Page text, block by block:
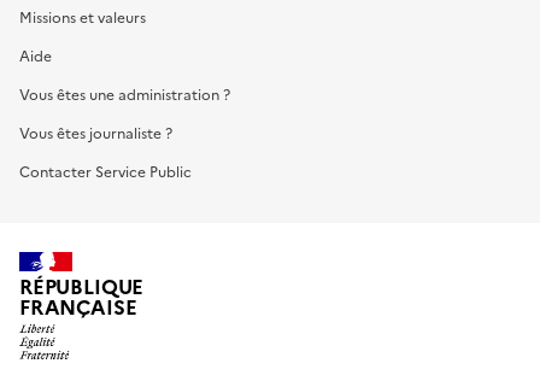
Missions et valeurs
Aide
Vous êtes une administration ?
Vous êtes journaliste ?
Contacter Service Public
RÉPUBLIQUE
FRANÇAISE